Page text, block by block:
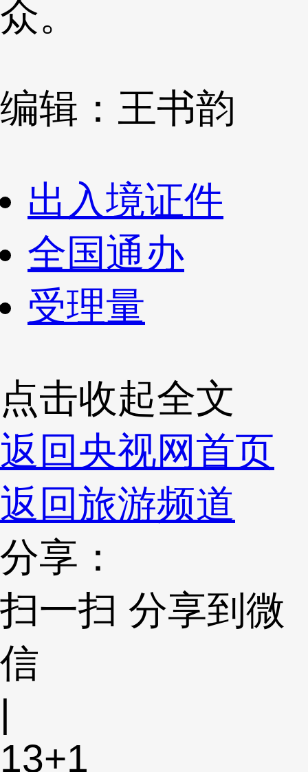
众。
编辑：王书韵
出入境证件
全国通办
受理量
点击收起全文
返回央视网首页
返回旅游频道
分享：
扫一扫 分享到微
信
|
13+1